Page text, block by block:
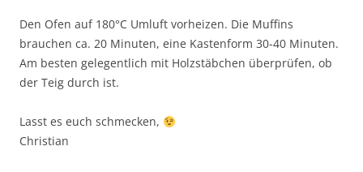
Den Ofen auf 180°C Umluft vorheizen. Die Muffins
brauchen ca. 20 Minuten, eine Kastenform 30-40 Minuten.
Am besten gelegentlich mit Holzstäbchen überprüfen, ob
der Teig durch ist.
Lasst es euch schmecken,
Christian